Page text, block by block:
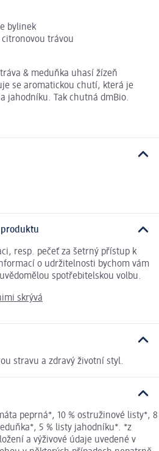
bylinek
trávou
& meduňka uhasí žízeň
se aromatickou chutí, která je
jahodníku. Tak chutná dmBio.
resp. pečeť za šetrný přístup k
o udržitelnosti bychom vám
spotřebitelskou volbu.
skrývá
stravu a zdravý životní styl.
peprná*, 10 % ostružinové listy*, 8
5 % listy jahodníku*. *z
a výživové údaje uvedené v